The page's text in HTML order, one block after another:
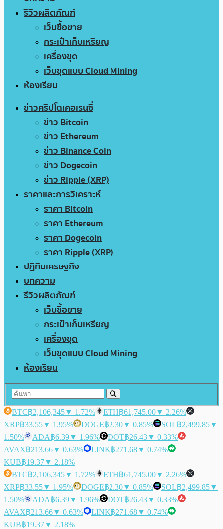
รีวิวผลิตภัณฑ์
เว็บซื้อขาย
กระเป๋าเก็บเหรียญ
เครื่องขุด
เว็บขุดแบบ Cloud Mining
ห้องเรียน
ข่าวคริปโตเคอเรนซี่
ข่าว Bitcoin
ข่าว Ethereum
ข่าว Binance Coin
ข่าว Dogecoin
ข่าว Ripple (XRP)
ราคาและการวิเคราะห์
ราคา Bitcoin
ราคา Ethereum
ราคา Dogecoin
ราคา Ripple (XRP)
ปฏิทินเศรษฐกิจ
บทความ
รีวิวผลิตภัณฑ์
เว็บซื้อขาย
กระเป๋าเก็บเหรียญ
เครื่องขุด
เว็บขุดแบบ Cloud Mining
ห้องเรียน
BTC฿2,106,345▼ 1.72% ETH฿61,745.00▼ 2.26%
XRP฿33.55▼ 1.95% DOGE฿2.30▼ 0.85% SOL฿2,499.85▼
1.50%
ADA฿6.39▼ 1.96% DOT฿26.43▼ 0.33%
AVAX฿213.66▼ 0.63% LINK฿271.68▼ 0.74%
KUB฿19.37▼ 2.18%
BTC฿2,106,345▼ 1.72% ETH฿61,745.00▼ 2.26%
XRP฿33.55▼ 1.95% DOGE฿2.30▼ 0.85% SOL฿2,499.85▼
1.50%
ADA฿6.39▼ 1.96% DOT฿26.43▼ 0.33%
AVAX฿213.66▼ 0.63% LINK฿271.68▼ 0.74%
KUB฿19.37▼ 2.18%